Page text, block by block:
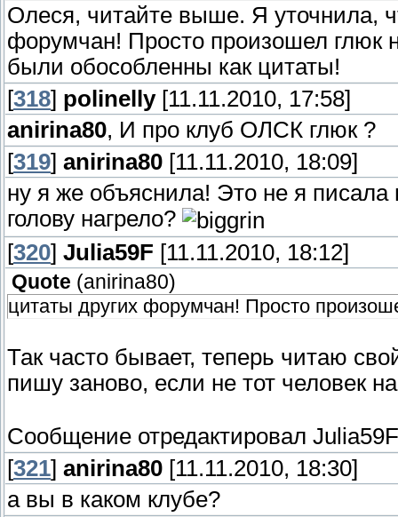
Олеся, читайте выше. Я уточнила,
форумчан! Просто произошел глюк
были обособленны как цитаты!
[318] polinelly[11.11.2010, 17:58]
anirina80, И про клуб ОЛСК глюк ?
[319] anirina80 [11.11.2010, 18:09]
ну я же объяснила! Это не я
голову нагрело?
[320] Julia59F [11.11.2010, 18:12]
Quote (anirina80)
цитаты других форумчан! Просто
Так часто бывает, теперь читаю
пишу заново, если не тот человек
Сообщение отредактировал Julia59F
[321] anirina80 [11.11.2010, 18:30]
а вы в каком клубе?